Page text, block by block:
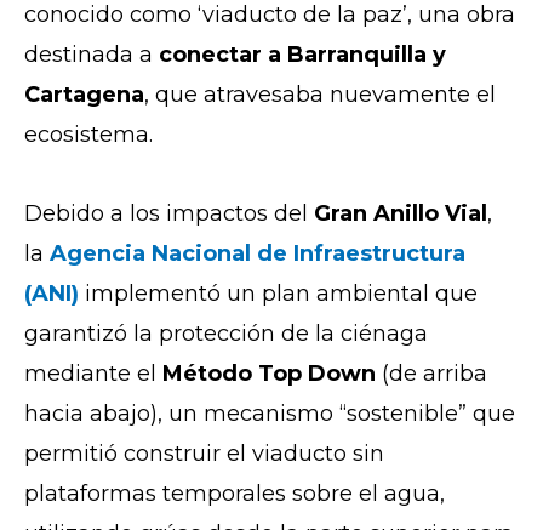
conocido como ‘viaducto de la paz’, una obra
destinada a conectar a Barranquilla y
Cartagena, que atravesaba nuevamente el
ecosistema.
Debido a los impactos del Gran Anillo Vial,
la Agencia Nacional de Infraestructura
(ANI) implementó un plan ambiental que
garantizó la protección de la ciénaga
mediante el Método Top Down (de arriba
hacia abajo), un mecanismo “sostenible” que
permitió construir el viaducto sin
plataformas temporales sobre el agua,